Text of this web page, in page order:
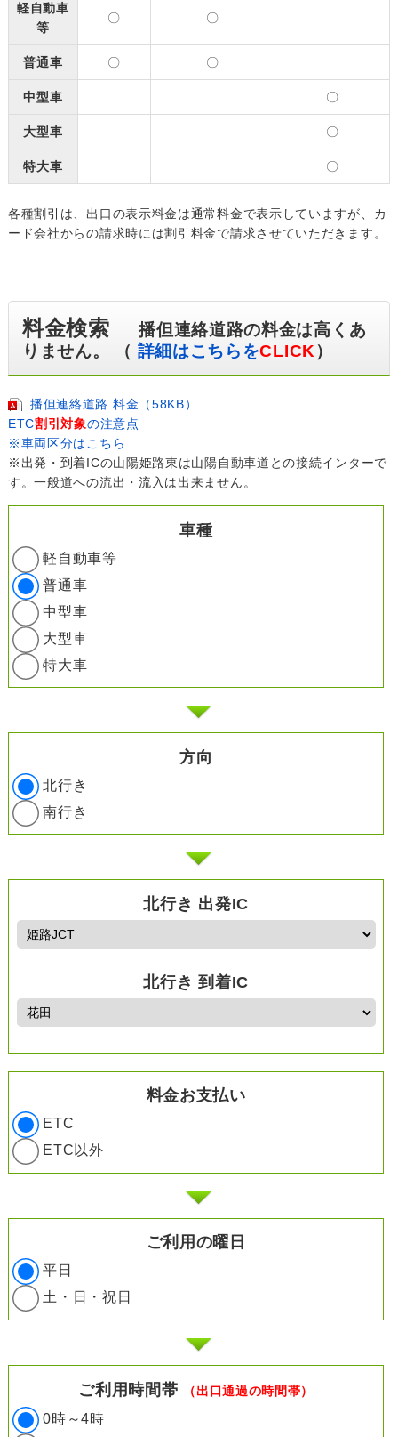
軽自動車
等
〇 〇
普通車 〇 〇
中型車 〇
大型車 〇
特大車 〇
各種割引は、出口の表示料金は通常料金で表示していますが、カ
ード会社からの請求時には割引料金で請求させていただきます。
料金検索播但連絡道路の料金は高くあ
りません。 （ 詳細はこちらをCLICK ）
播但連絡道路 料金（58KB）
ETC割引対象の注意点
※車両区分はこちら
※出発・到着ICの山陽姫路東は山陽自動車道との接続インターで
す。一般道への流出・流入は出来ません。
車種
軽自動車等
普通車
中型車
大型車
特大車
方向
北行き
南行き
北行き 出発IC
北行き 到着IC
料金お支払い
ETC
ETC以外
ご利用の曜日
平日
土・日・祝日
ご利用時間帯 （出口通過の時間帯）
0時～4時